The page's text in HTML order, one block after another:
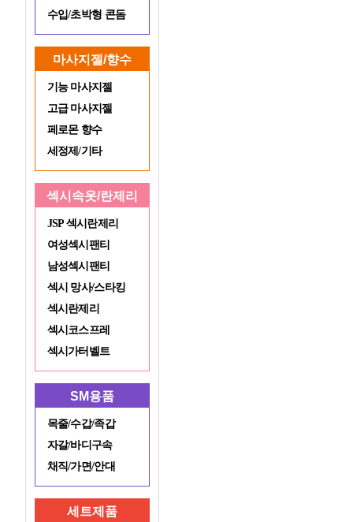
수입/초박형 콘돔
마사지젤/향수
기능 마사지젤
고급 마사지젤
페로몬 향수
세정제/기타
섹시속옷/란제리
JSP 섹시란제리
여성섹시팬티
남성섹시팬티
섹시 망사/스타킹
섹시란제리
섹시코스프레
섹시가터벨트
SM용품
목줄/수갑/족갑
자갈/바디구속
채직/가면/안대
세트제품